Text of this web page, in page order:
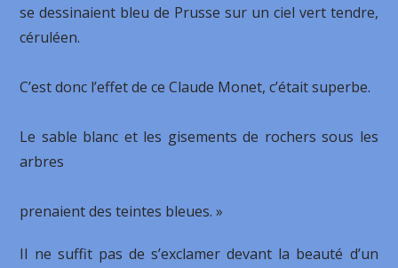
se dessinaient bleu de Prusse sur un ciel vert tendre,
céruléen.
C’est donc l’effet de ce Claude Monet, c’était superbe.
Le sable blanc et les gisements de rochers sous les
arbres
prenaient des teintes bleues. »
Il ne suffit pas de s’exclamer devant la beauté d’un